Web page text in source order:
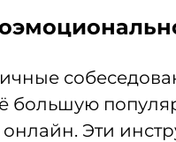
большую
Эти